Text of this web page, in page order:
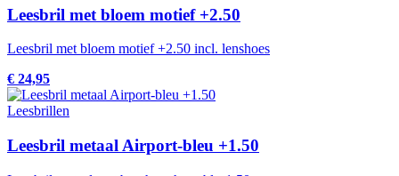
Leesbril met bloem motief +2.50
Leesbril met bloem motief +2.50 incl. lenshoes
€ 24,95
Leesbrillen
Leesbril metaal Airport-bleu +1.50